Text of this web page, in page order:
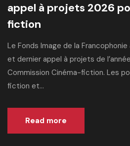
appel à projets 2026
fiction
Le Fonds Image de la
et dernier appel à projets de
Commission Cinéma-fiction. Les
fiction et...
Read more